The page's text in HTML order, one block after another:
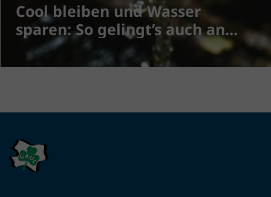
Cool bleiben und Wasser
sparen: So gelingt’s auch an
heißen Tagen